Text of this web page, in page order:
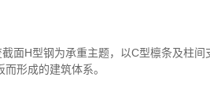
面H型钢为承重主题，以C型檩条及柱
形成的建筑体系。